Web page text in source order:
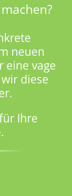
neuen
eine vage
diese
Ihre